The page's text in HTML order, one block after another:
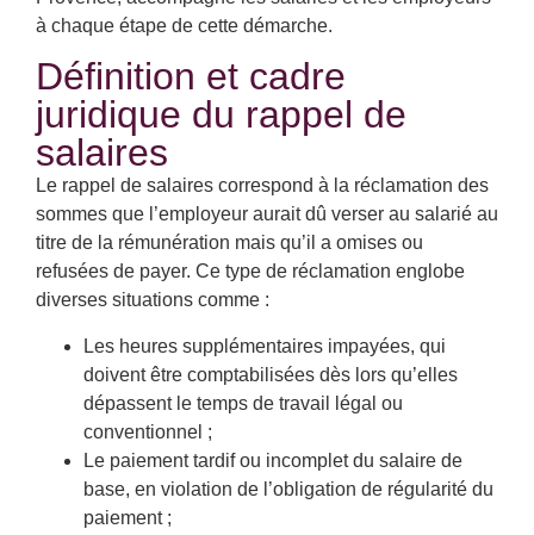
à chaque étape de cette démarche.
Définition et cadre
juridique du rappel de
salaires
Le rappel de salaires correspond à la réclamation des
sommes que l’employeur aurait dû verser au salarié au
titre de la rémunération mais qu’il a omises ou
refusées de payer. Ce type de réclamation englobe
diverses situations comme :
Les heures supplémentaires impayées, qui
doivent être comptabilisées dès lors qu’elles
dépassent le temps de travail légal ou
conventionnel ;
Le paiement tardif ou incomplet du salaire de
base, en violation de l’obligation de régularité du
paiement ;